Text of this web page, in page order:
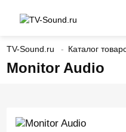
TV-Sound.ru Каталог
Monitor Audio